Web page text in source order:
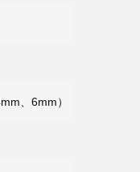
、6mm）